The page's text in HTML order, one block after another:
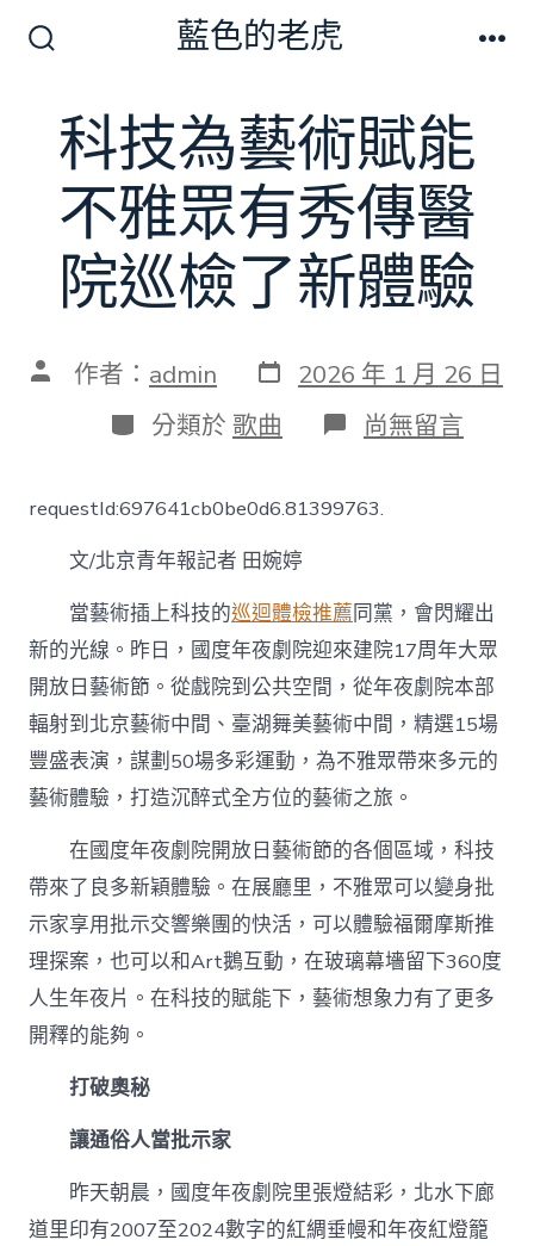
切
換
開
關
藍色的老虎
科技為藝術賦能
不雅眾有秀傳醫
院巡檢了新體驗
文 作者： admin 發
表
日
期
2026 年 1 月 26 日
分
類
分類於 歌曲 在
〈科
為
藝
不
雅
眾
有
秀
傳
醫
院
巡
了
新
體
驗〉
中
尚無留言
requestId:697641cb0be0d6.81399763.
文/北京青年報記者 田婉婷
當藝術插上科技的巡迴體檢推薦同黨，會閃耀出
新的光線。昨日，國度年夜劇院迎來建院17周年大眾
開放日藝術節。從戲院到公共空間，從年夜劇院本部
輻射到北京藝術中間、臺湖舞美藝術中間，精選15場
豐盛表演，謀劃50場多彩運動，為不雅眾帶來多元的
藝術體驗，打造沉醉式全方位的藝術之旅。
在國度年夜劇院開放日藝術節的各個區域，科技
帶來了良多新穎體驗。在展廳里，不雅眾可以變身批
示家享用批示交響樂團的快活，可以體驗福爾摩斯推
理探案，也可以和Art鵝互動，在玻璃幕墻留下360度
人生年夜片。在科技的賦能下，藝術想象力有了更多
開釋的能夠。
打破奧秘
讓通俗人當批示家
昨天朝晨，國度年夜劇院里張燈結彩，北水下廊
道里印有2007至2024數字的紅綢垂幔和年夜紅燈籠